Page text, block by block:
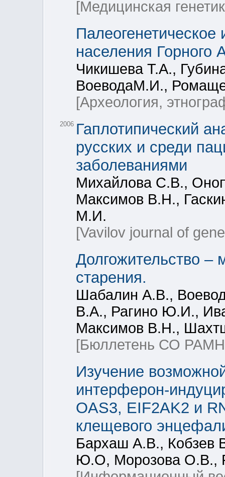
[Медицинская
Палеогенетическое
населения Горного
Чикишева Т.А.,
ВоеводаМ.И.,
[Археология,
2006 Гаплотипический
русских и среди
заболеваниями
Михайлова С.В.,
Максимов В.Н.,
М.И.
[Vavilov journal of
Долгожительство –
старения.
Шабалин А.В.,
В.А., Рагино Ю.И.,
Максимов В.Н.,
[Бюллетень СО
Изучение
интерферон-
OAS3, EIF2AK2 и
клещевого
Бархаш А.В., Кобзев
Ю.О, Морозова О.В.,